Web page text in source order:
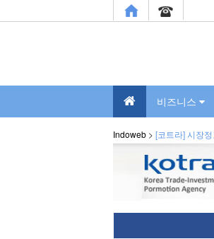
비즈니스
Indoweb > [코트라] 시장